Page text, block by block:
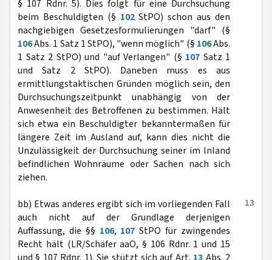
§ 107 Rdnr. 5). Dies folgt für eine Durchsuchung
beim Beschuldigten (§ 102StPO) schon aus den
nachgiebigen Gesetzesformulierungen "darf" (§
106Abs. 1 Satz 1 StPO), "wenn möglich" (§ 106Abs.
1 Satz 2 StPO) und "auf Verlangen" (§ 107 Satz 1
und Satz 2 StPO). Daneben muss es aus
ermittlungstaktischen Gründen möglich sein, den
Durchsuchungszeitpunkt unabhängig von der
Anwesenheit des Betroffenen zu bestimmen. Hält
sich etwa ein Beschuldigter bekanntermaßen für
längere Zeit im Ausland auf, kann dies nicht die
Unzulässigkeit der Durchsuchung seiner im Inland
befindlichen Wohnräume oder Sachen nach sich
ziehen.
13
bb) Etwas anderes ergibt sich im vorliegenden Fall
auch nicht auf der Grundlage derjenigen
Auffassung, die §§ 106, 107 StPO für zwingendes
Recht hält (LR/Schäfer aaO, § 106 Rdnr. 1 und 15